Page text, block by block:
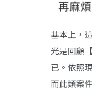
基本上，
光是回顧【
已。依照
而此類案